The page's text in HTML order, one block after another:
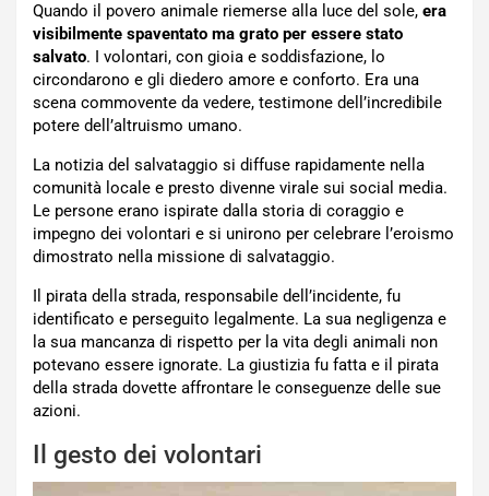
Quando il povero animale riemerse alla luce del sole, era
visibilmente spaventato ma grato per essere stato
salvato. I volontari, con gioia e soddisfazione, lo
circondarono e gli diedero amore e conforto. Era una
scena commovente da vedere, testimone dell’incredibile
potere dell’altruismo umano.
La notizia del salvataggio si diffuse rapidamente nella
comunità locale e presto divenne virale sui social media.
Le persone erano ispirate dalla storia di coraggio e
impegno dei volontari e si unirono per celebrare l’eroismo
dimostrato nella missione di salvataggio.
Il pirata della strada, responsabile dell’incidente, fu
identificato e perseguito legalmente. La sua negligenza e
la sua mancanza di rispetto per la vita degli animali non
potevano essere ignorate. La giustizia fu fatta e il pirata
della strada dovette affrontare le conseguenze delle sue
azioni.
Il gesto dei volontari